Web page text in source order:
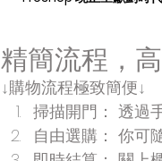
精簡流程，
↓購物流程極致簡便↓
掃描開門： 透過
自由選購： 你可